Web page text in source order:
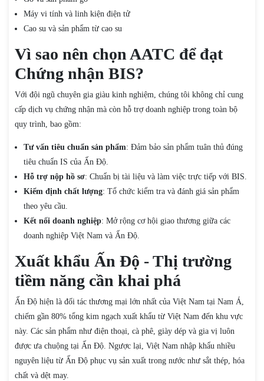
Máy vi tính và linh kiện điện tử
Cao su và sản phẩm từ cao su
Vì sao nên chọn AATC để đạt
Chứng nhận BIS?
Với đội ngũ chuyên gia giàu kinh nghiệm, chúng tôi không chỉ cung
cấp dịch vụ chứng nhận mà còn hỗ trợ doanh nghiệp trong toàn bộ
quy trình, bao gồm:
Tư vấn tiêu chuẩn sản phẩm: Đảm bảo sản phẩm tuân thủ đúng
tiêu chuẩn IS của Ấn Độ.
Hỗ trợ nộp hồ sơ: Chuẩn bị tài liệu và làm việc trực tiếp với BIS.
Kiểm định chất lượng: Tổ chức kiểm tra và đánh giá sản phẩm
theo yêu cầu.
Kết nối doanh nghiệp: Mở rộng cơ hội giao thương giữa các
doanh nghiệp Việt Nam và Ấn Độ.
Xuất khẩu Ấn Độ - Thị trường
tiềm năng cần khai phá
Ấn Độ hiện là đối tác thương mại lớn nhất của Việt Nam tại Nam Á,
chiếm gần 80% tổng kim ngạch xuất khẩu từ Việt Nam đến khu vực
này. Các sản phẩm như điện thoại, cà phê, giày dép và gia vị luôn
được ưa chuộng tại Ấn Độ. Ngược lại, Việt Nam nhập khẩu nhiều
nguyên liệu từ Ấn Độ phục vụ sản xuất trong nước như sắt thép, hóa
chất và dệt may.